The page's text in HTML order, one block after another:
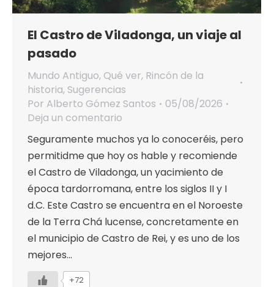
El Castro de Viladonga, un viaje al
pasado
Mundo Antiguo, Qué ver, Rincón de la
historia, Sugerencias
Por Alberto Gómez Santos
05/08/2026
Deja un comentario
Seguramente muchos ya lo conoceréis, pero
permitidme que hoy os hable y recomiende
el Castro de Viladonga, un yacimiento de
época tardorromana, entre los siglos II y I
d.C. Este Castro se encuentra en el Noroeste
de la Terra Chá lucense, concretamente en
el municipio de Castro de Rei, y es uno de los
mejores…
+72